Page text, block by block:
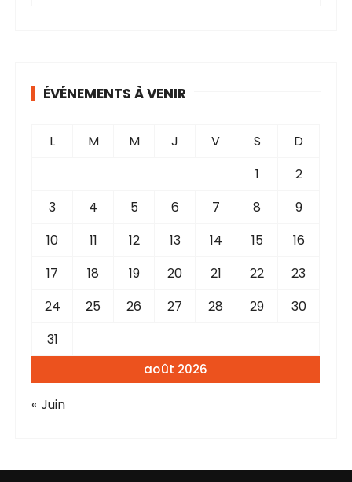
e ÉVÉNEMENTS À VENIR
août 2026
L M M J V S
D
1
2
3
4 5 6 7 8
9
10
11 12 13 14 15
16
17
18 19 20 21 22
23
24
25 26 27 28 29
30
31
« Juin